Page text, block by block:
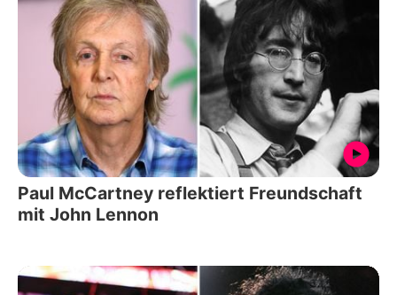
Paul McCartney reflektiert Freundschaft
mit John Lennon